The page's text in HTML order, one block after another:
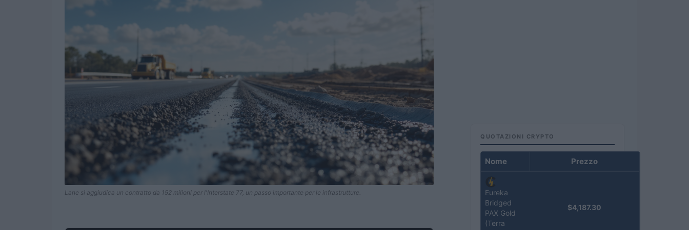
Lane si aggiudica un contratto da 152 milioni per l'Interstate 77, un passo importante per le infrastrutture.
QUOTAZIONI CRYPTO
Nome Prezzo
Eureka
Bridged
PAX Gold
(Terra
$4,187.30